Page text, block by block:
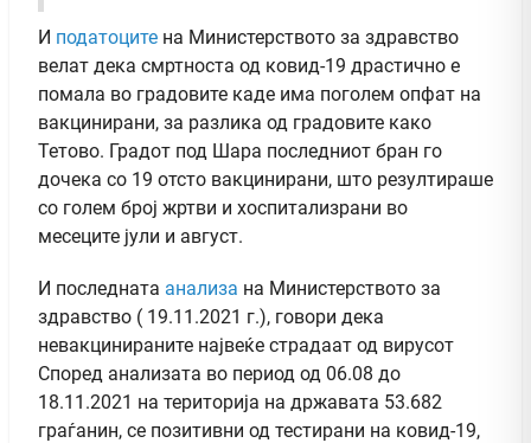
И податоците на Министерството за здравство
велат дека смртноста од ковид-19 драстично е
помала во градовите каде има поголем опфат на
вакцинирани, за разлика од градовите како
Тетово. Градот под Шара последниот бран го
дочека со 19 отсто вакцинирани, што резултираше
со голем број жртви и хоспитализрани во
месеците јули и август.
И последната анализа на Министерството за
здравство ( 19.11.2021 г.), говори дека
невакцинираните највеќе страдаат од вирусот
Според анализата во период од 06.08 до
18.11.2021 на територија на државата 53.682
граѓанин, се позитивни од тестирани на ковид-19,